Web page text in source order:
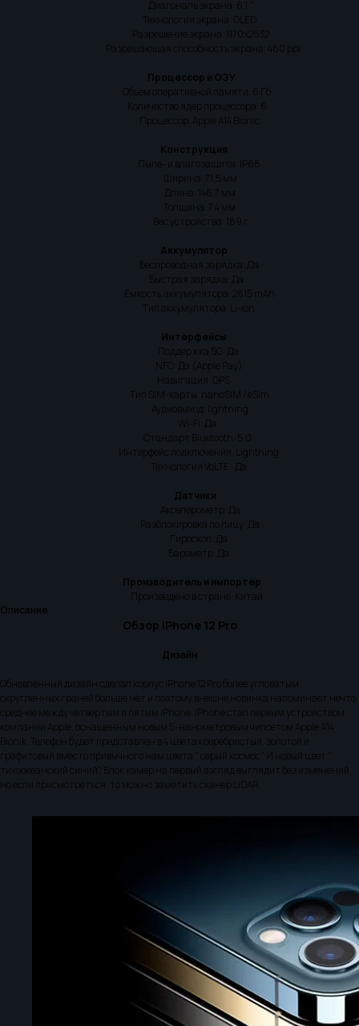
Диагональ экрана: 6,1 "
Технология экрана: OLED
Разрешение экрана: 1170x2532
Разрешающая способность экрана: 460 ppi
Процессор и ОЗУ
Объем оперативной памяти: 6 Гб
Количество ядер процессора: 6
Процессор: Apple A14 Bionic
Конструкция
Пыле- и влагозащита: IP68
Ширина: 71,5 мм
Длина: 146,7 мм
Толщина: 7.4 мм
Вес устройства: 189 г
Аккумулятор
Беспроводная зарядка: Да
Быстрая зарядка: Да
Емкость аккумулятора: 2815 mAh
Тип аккумулятора: Li-ion
Интерфейсы
Поддержка 5G: Да
NFC: Да (Apple Pay)
Навигация: GPS
Тип SIM-карты: nanoSIM / eSim
Аудиовыход: lightning
Wi-Fi: Да
Стандарт Bluetooth: 5.0
Интерфейс подключения: Lightning
Технология VoLTE: Да
Датчики
Акселерометр: Да
Разблокировка по лицу: Да
Гироскоп: Да
Барометр: Да
Производитель и импортер
Произведено в стране: Китай
Описание
Обзор iPhone 12 Pro
Дизайн
Обновленный дизайн сделал корпус iPhone 12 Pro более угловатым:
скругленных граней больше нет и поэтому внешне новинка напоминает нечто
среднее между четвёртым и пятым iPhone. iPhone стал первым устройством
компании Apple, оснащенным новым 5-нанометровым чипсетом Apple A14
Bionik. Телефон будет представлен в 4 цветах серебристый, золотой и
графитовый вместо привычного нам цвета " серый космос". И новый цвет "
тихоокеанский синий". Блок камер на первый взгляд выглядит без изменений,
но если присмотреться, то можно заметить сканер LiDAR.